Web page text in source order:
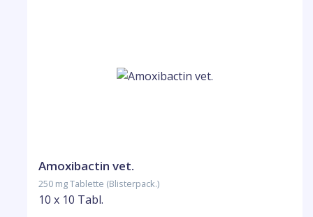
Amoxibactin vet.
250 mg Tablette (Blisterpack.)
10 x 10 Tabl.